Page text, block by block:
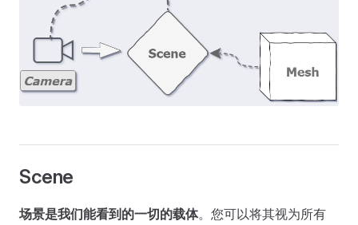
Scene
场景是我们能看到的一切的载体。您可以将其视为所有